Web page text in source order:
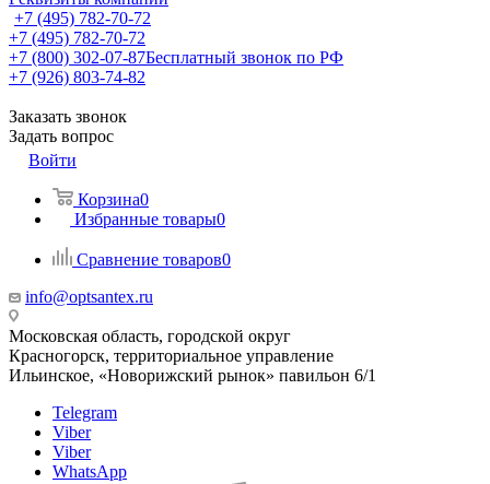
+7 (495) 782-70-72
+7 (495) 782-70-72
+7 (800) 302-07-87Бесплатный звонок по РФ
+7 (926) 803-74-82
Заказать звонок
Задать вопрос
Войти
Корзина0
Избранные товары0
Сравнение товаров0
info@optsantex.ru
Московская область, городской округ
Красногорск, территориальное управление
Ильинское, «Новорижский рынок» павильон 6/1
Telegram
Viber
Viber
WhatsApp